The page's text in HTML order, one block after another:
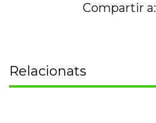
Compartir a:
Relacionats